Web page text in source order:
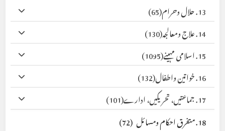
13. حلال وحرام
(65)
14. علاج ومعالجہ
(130)
15. اسلامی مہینے
(1095)
16. خواتین واطفال
(132)
17. جماعتیں، تحریکیں، ادارے
(101)
18. متفرق احکام ومسائل
(72)